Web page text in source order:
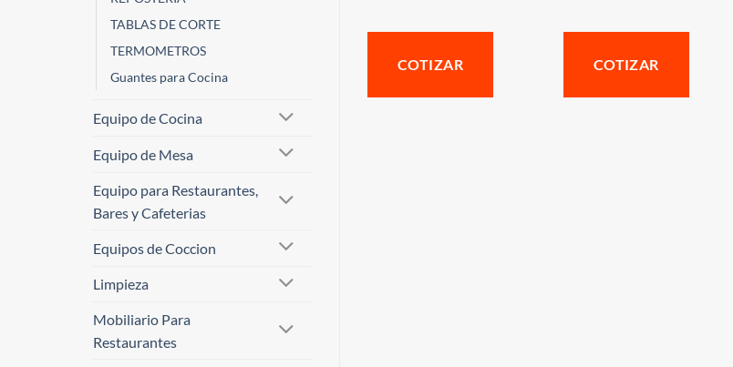
TABLAS DE CORTE
TERMOMETROS
Guantes para Cocina
Equipo de Cocina
Equipo de Mesa
Equipo para Restaurantes,
Bares y Cafeterias
Equipos de Coccion
Limpieza
Mobiliario Para
Restaurantes
COTIZAR COTIZAR